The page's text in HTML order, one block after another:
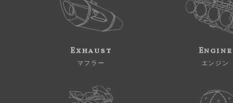
Exhaust
マフラー
Engine
エンジン